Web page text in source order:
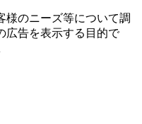
様のニーズ等について調
広告を表⽰する⽬的で